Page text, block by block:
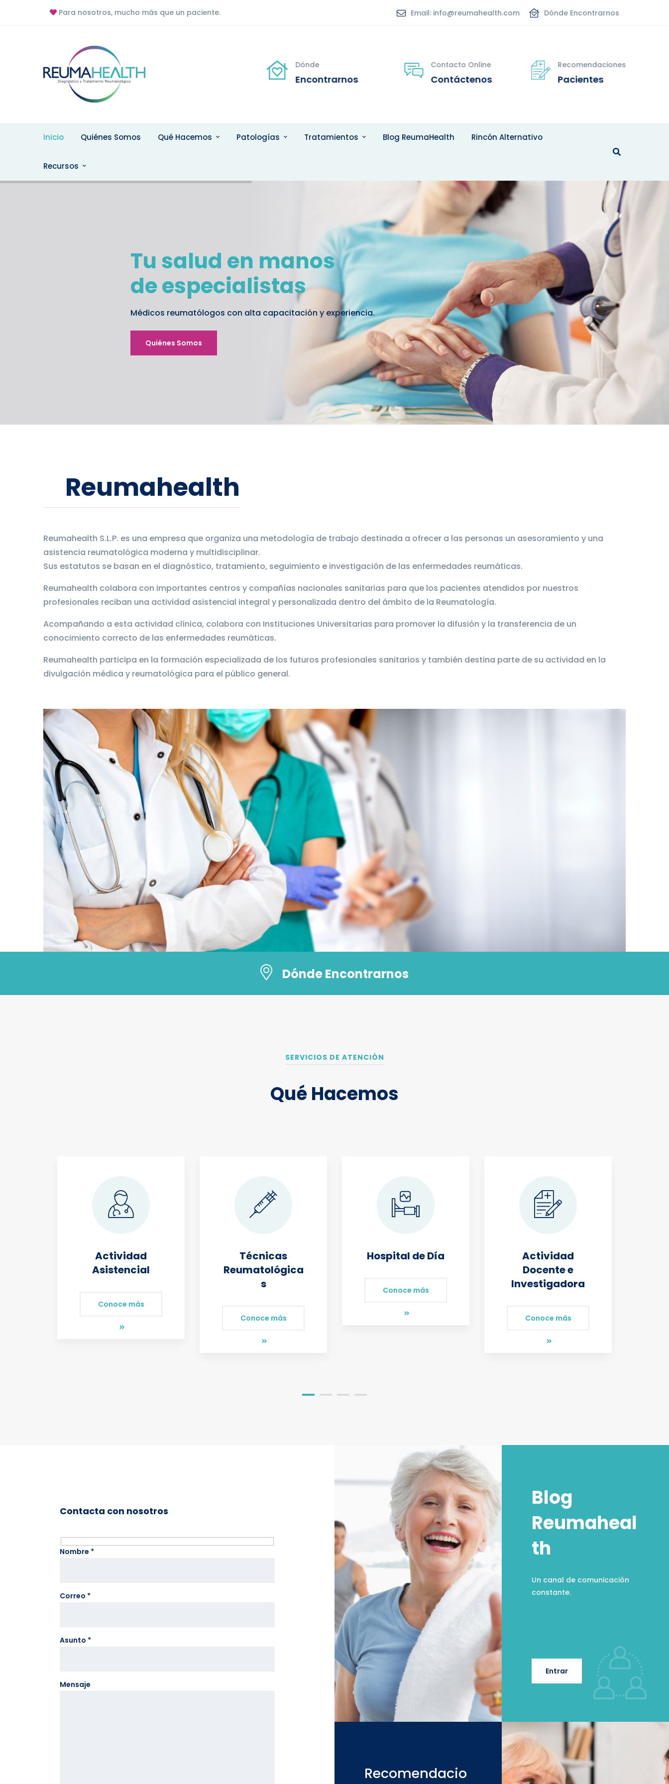
Para nosotros, mucho más que un paciente. Email: info@reumahealth.com Dónde Encontrarnos
Contacto Online
Contáctenos
Dónde
Encontrarnos
Contacto Online
Contáctenos
Recomendaciones
Pacientes
Inicio Quiénes Somos Qué Hacemos Patologías Tratamientos Blog ReumaHealth Rincón Alternativo
Recursos
Tu salud en manos
de especialistas
Médicos reumatólogos con alta capacitación y experiencia.
Quiénes Somos
Reumahealth
Reumahealth S.L.P. es una empresa que organiza una metodología de trabajo destinada a ofrecer a las personas un asesoramiento y una
asistencia reumatológica moderna y multidisciplinar.
Sus estatutos se basan en el diagnóstico, tratamiento, seguimiento e investigación de las enfermedades reumáticas.
Reumahealth colabora con importantes centros y compañías nacionales sanitarias para que los pacientes atendidos por nuestros
profesionales reciban una actividad asistencial integral y personalizada dentro del ámbito de la Reumatología.
Acompañando a esta actividad clínica, colabora con Instituciones Universitarias para promover la difusión y la transferencia de un
conocimiento correcto de las enfermedades reumáticas.
Reumahealth participa en la formación especializada de los futuros profesionales sanitarios y también destina parte de su actividad en la
divulgación médica y reumatológica para el público general.
Dónde Encontrarnos
SERVICIOS DE ATENCIÓN
Qué Hacemos
Actividad
Asistencial
Conoce más
Técnicas
Reumatológica
s
Conoce más
Hospital de Día
Conoce más
Actividad
Docente e
Investigadora
Conoce más
Contacta con nosotros
Nombre *
Correo *
Asunto *
Mensaje
Blog
Reumaheal
th
Un canal de comunicación
constante.
Entrar
Recomendacio